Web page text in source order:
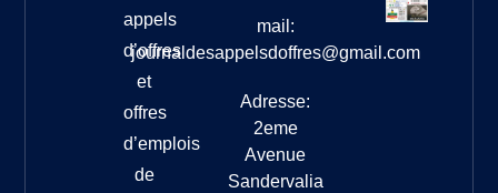
appels
d’offres
et
offres
d’emplois
de
mail:
journaldesappelsdoffres@gmail.com
Adresse:
2eme
Avenue
Sandervalia